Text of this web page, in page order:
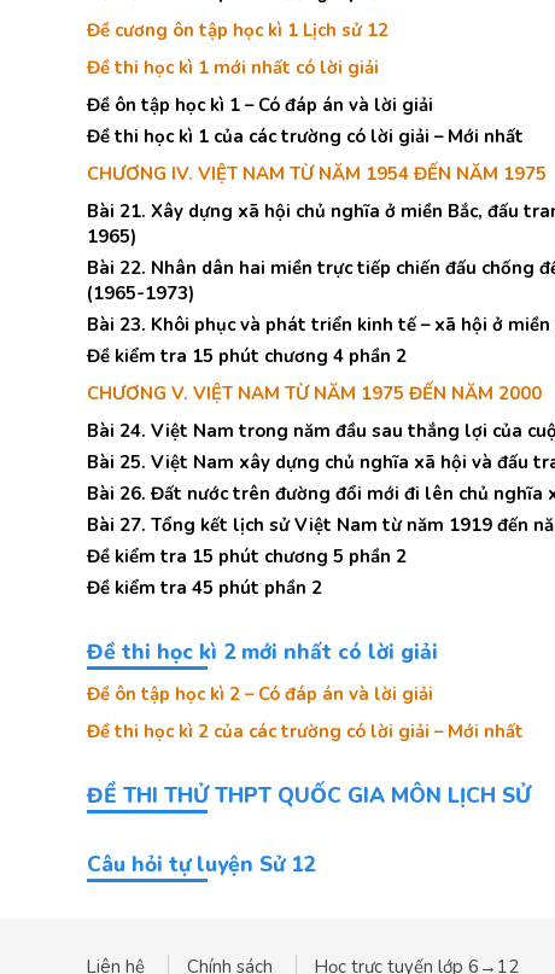
Đề cương ôn tập học kì 1 Lịch sử 12
Đề thi học kì 1 mới nhất có lời giải
Đề ôn tập học kì 1 – Có đáp án và lời giải
Đề thi học kì 1 của các trường có lời giải – Mới nhất
CHƯƠNG IV. VIỆT NAM TỪ NĂM 1954 ĐẾN NĂM 1975
Bài 21. Xây dựng xã hội chủ nghĩa ở miền Bắc, đấu
1965)
Bài 22. Nhân dân hai miền trực tiếp chiến đấu chống
(1965-1973)
Bài 23. Khôi phục và phát triển kinh tế – xã hội ở
Đề kiểm tra 15 phút chương 4 phần 2
CHƯƠNG V. VIỆT NAM TỪ NĂM 1975 ĐẾN NĂM 2000
Bài 24. Việt Nam trong năm đầu sau thắng lợi của
Bài 25. Việt Nam xây dựng chủ nghĩa xã hội và đấu
Bài 26. Đất nước trên đường đổi mới đi lên chủ nghĩa
Bài 27. Tổng kết lịch sử Việt Nam từ năm 1919 đến
Đề kiểm tra 15 phút chương 5 phần 2
Đề kiểm tra 45 phút phần 2
Đề thi học kì 2 mới nhất có lời giải
Đề ôn tập học kì 2 – Có đáp án và lời giải
Đề thi học kì 2 của các trường có lời giải – Mới nhất
ĐỀ THI THỬ THPT QUỐC GIA MÔN LỊCH SỬ
Câu hỏi tự luyện Sử 12
Liên hệ Chính sách Học trực tuyến lớp 6→12